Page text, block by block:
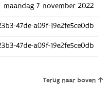
maandag 7 november 2022
47de-a09f-19e2fe5ce0db
47de-a09f-19e2fe5ce0db
Terug naar boven